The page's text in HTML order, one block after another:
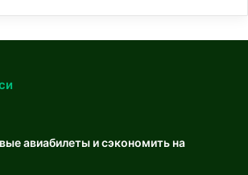
авиабилеты и сэкономить на